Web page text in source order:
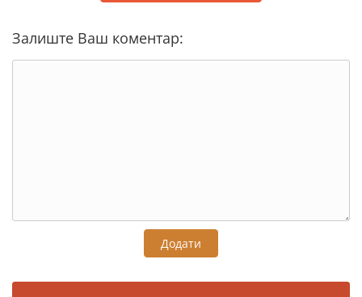
Залиште Ваш коментар:
Додати